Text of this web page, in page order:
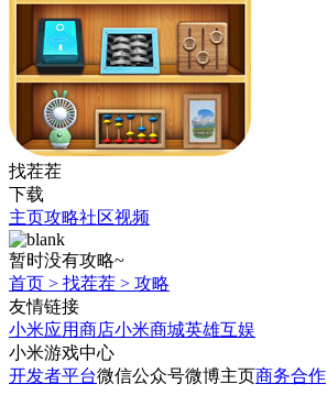
找茬茬
下载
主页攻略社区视频
暂时没有攻略~
首页 > 找茬茬 > 攻略
友情链接
小米应用商店小米商城英雄互娱
小米游戏中心
开发者平台微信公众号微博主页商务合作